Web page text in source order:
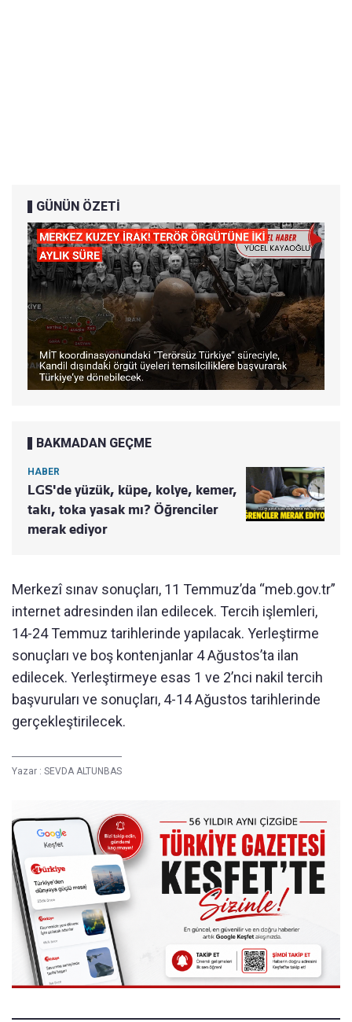
GÜNÜN ÖZETİ
BAKMADAN GEÇME
HABER
LGS'de yüzük, küpe, kolye, kemer,
takı, toka yasak mı? Öğrenciler
merak ediyor
Merkezî sınav sonuçları, 11 Temmuz’da “meb.gov.tr”
internet adresinden ilan edilecek. Tercih işlemleri,
14-24 Temmuz tarihlerinde yapılacak. Yerleştirme
sonuçları ve boş kontenjanlar 4 Ağustos’ta ilan
edilecek. Yerleştirmeye esas 1 ve 2’nci nakil tercih
başvuruları ve sonuçları, 4-14 Ağustos tarihlerinde
gerçekleştirilecek.
Yazar : SEVDA ALTUNBAS